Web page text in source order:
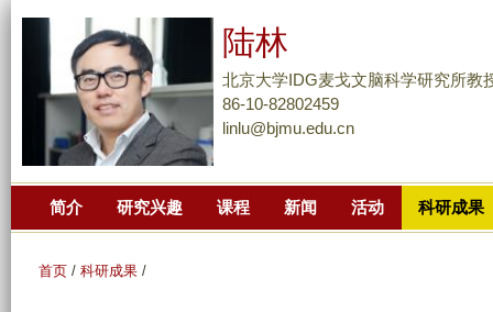
到
主
要
陆林
北京大学IDG麦戈文脑科学研究所教
86-10-82802459
linlu@bjmu.edu.cn
简介 研究兴趣 课程 新闻 活动 科研成果
首页 / 科研成果 /